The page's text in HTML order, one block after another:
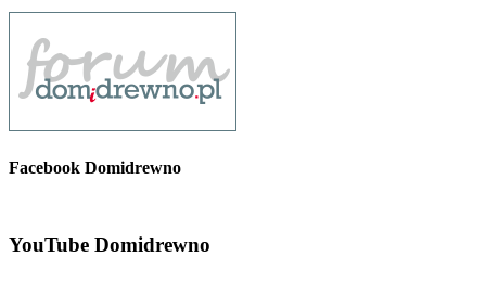
Facebook Domidrewno
YouTube Domidrewno